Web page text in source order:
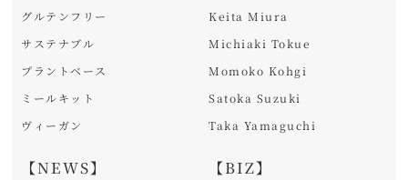
グルテンフリー
サステナブル
プラントベース
ミールキット
ヴィーガン
【NEWS】
Keita Miura
Michiaki Tokue
Momoko Kohgi
Satoka Suzuki
Taka Yamaguchi
【BIZ】